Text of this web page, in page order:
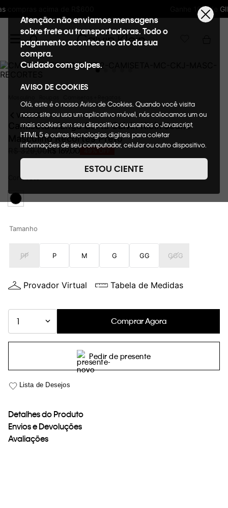
Ganhe 10% de GIFTBACK em todas as compras
Atenção: não enviamos mensagens
sobre frete ou transportadoras. Todo o
pagamento acontece no ato da sua
compra.
Cuidado com golpes.
AVISO DE COOKIES
Olá, este é o nosso Aviso de Cookies. Quando você visita
nosso site ou usa um aplicativo móvel, nós colocamos um ou
mais cookies em seu dispositivo ou usamos o Javascript,
HTML 5 e outras tecnologias digitais para coletar
informações de seu computador, celular ou outro dispositivo.
de cookies, informaremos quais cookies usaremos e quais
suas funções. A forma como processamos os dados
nosso Aviso de Privacidade. Quando você visita nosso site,
consideraremos isso como sua solicitação específica para
entre outros, a capacidade de comprar um item em nossa
Cookies acesse o link.
ESTOU CIENTE
VOLTAR
Camiseta Manga Curta Calvin Klein Jeans
Masculino Recortes Preto
329,00R$ 169 00 OFF
CorPreto
Tamanho
PP P M G GG GGG
Provador Virtual Tabela de Medidas
1 Comprar Agora
Pedir de presente
Detalhes do Produto
Envios e Devoluções
Avaliações